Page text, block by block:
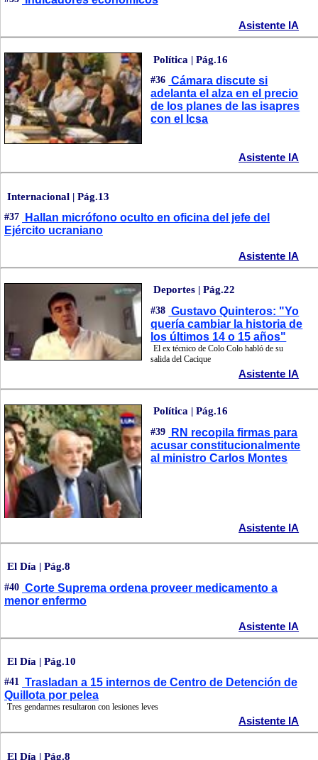
Asistente IA
Política | Pág.16
#36 Cámara discute si
adelanta el alza en el precio
de los planes de las isapres
con el Icsa
Asistente IA
Internacional | Pág.13
#37
Hallan micrófono oculto en oficina del jefe del
Ejército ucraniano
Asistente IA
Deportes | Pág.22
#38 Gustavo Quinteros: "Yo
quería cambiar la historia de
los últimos 14 o 15 años"
El ex técnico de Colo Colo habló de su
salida del Cacique
Asistente IA
Política | Pág.16
#39
RN recopila firmas para
acusar constitucionalmente
al ministro Carlos Montes
Asistente IA
El Día | Pág.8
#40 Corte Suprema ordena proveer medicamento a
menor enfermo
Asistente IA
El Día | Pág.10
#41 Trasladan a 15 internos de Centro de Detención de
Quillota por pelea
Tres gendarmes resultaron con lesiones leves
Asistente IA
El Día | Pág.8